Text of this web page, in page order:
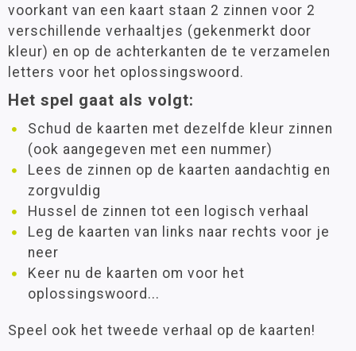
voorkant van een kaart staan 2 zinnen voor 2
verschillende verhaaltjes (gekenmerkt door
kleur) en op de achterkanten de te verzamelen
letters voor het oplossingswoord.
Het spel gaat als volgt:
Schud de kaarten met dezelfde kleur zinnen
(ook aangegeven met een nummer)
Lees de zinnen op de kaarten aandachtig en
zorgvuldig
Hussel de zinnen tot een logisch verhaal
Leg de kaarten van links naar rechts voor je
neer
Keer nu de kaarten om voor het
oplossingswoord...
Speel ook het tweede verhaal op de kaarten!